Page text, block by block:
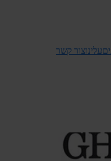
עלינוצור קשר